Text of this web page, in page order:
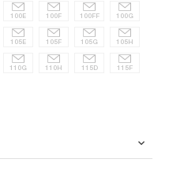
100E 100F 100FF 100G
105E 105F 105G 105H
110G 110H 115D 115F